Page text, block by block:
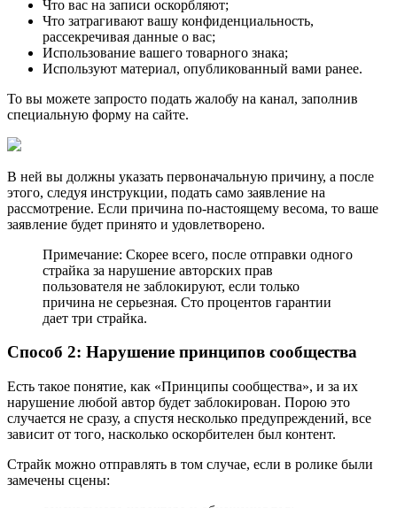
Что вас на записи оскорбляют;
Что затрагивают вашу конфиденциальность,
рассекречивая данные о вас;
Использование вашего товарного знака;
Используют материал, опубликованный вами ранее.
То вы можете запросто подать жалобу на канал, заполнив
специальную форму на сайте.
В ней вы должны указать первоначальную причину, а после
этого, следуя инструкции, подать само заявление на
рассмотрение. Если причина по-настоящему весома, то ваше
заявление будет принято и удовлетворено.
Примечание: Скорее всего, после отправки одного
страйка за нарушение авторских прав
пользователя не заблокируют, если только
причина не серьезная. Сто процентов гарантии
дает три страйка.
Способ 2: Нарушение принципов сообщества
Есть такое понятие, как «Принципы сообщества», и за их
нарушение любой автор будет заблокирован. Порою это
случается не сразу, а спустя несколько предупреждений, все
зависит от того, насколько оскорбителен был контент.
Страйк можно отправлять в том случае, если в ролике были
замечены сцены: